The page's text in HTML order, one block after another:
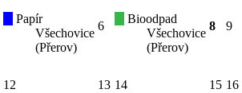
Papír
Všechovice
(Přerov)
6
Bioodpad
Všechovice
(Přerov)
8 9
12 13 14 15 16